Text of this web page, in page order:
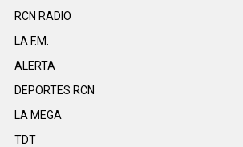
RCN RADIO
LA F.M.
ALERTA
DEPORTES RCN
LA MEGA
TDT